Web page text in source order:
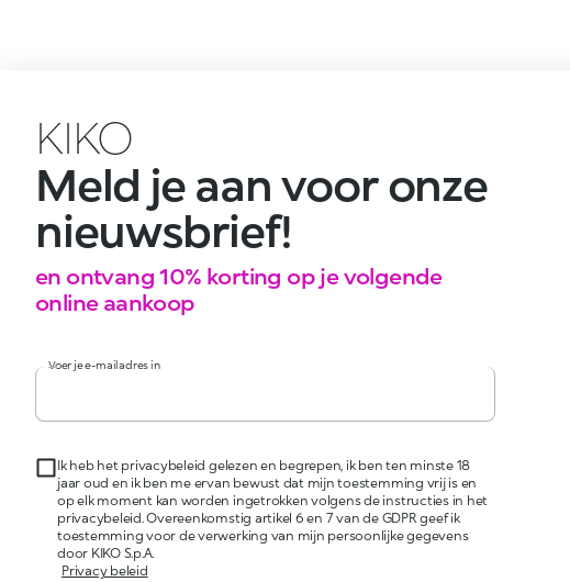
KIKO
Meld je aan voor onze
nieuwsbrief!
en ontvang 10% korting op je volgende
online aankoop
Voer je e-mailadres in
Ik heb het privacybeleid gelezen en begrepen, ik ben ten minste 18
jaar oud en ik ben me ervan bewust dat mijn toestemming vrij is en
op elk moment kan worden ingetrokken volgens de instructies in het
privacybeleid. Overeenkomstig artikel 6 en 7 van de GDPR geef ik
toestemming voor de verwerking van mijn persoonlijke gegevens
door KIKO S.p.A.
Privacy beleid